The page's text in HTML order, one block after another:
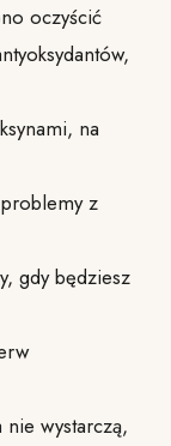
oczyścić
na
z
gdy będziesz
wystarczą,